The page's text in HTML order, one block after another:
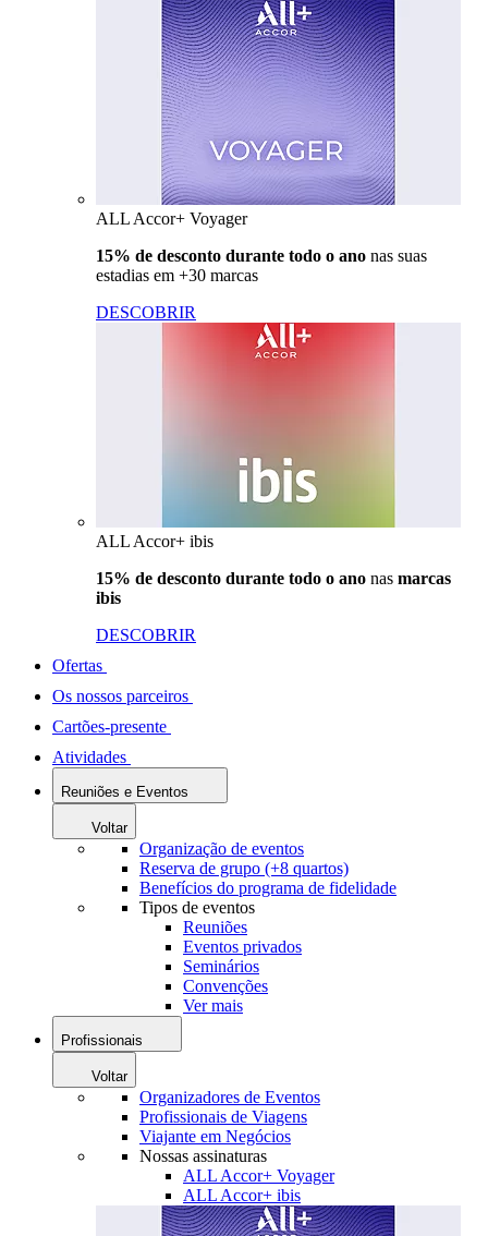
ALL Accor+ Voyager
15% de desconto durante todo o ano nas suas
estadias em +30 marcas
DESCOBRIR
ALL Accor+ ibis
15% de desconto durante todo o ano nas marcas
ibis
DESCOBRIR
Ofertas
Os nossos parceiros
Cartões-presente
Atividades
Reuniões e Eventos
Voltar
Organização de eventos
Reserva de grupo (+8 quartos)
Benefícios do programa de fidelidade
Tipos de eventos
Reuniões
Eventos privados
Seminários
Convenções
Ver mais
Profissionais
Voltar
Organizadores de Eventos
Profissionais de Viagens
Viajante em Negócios
Nossas assinaturas
ALL Accor+ Voyager
ALL Accor+ ibis